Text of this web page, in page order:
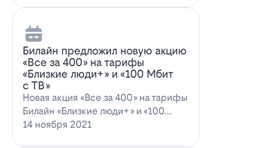
Билайн предложил новую акцию
«Все за 400» на тарифы
«Близкие люди+» и «100 Мбит
с ТВ»
Новая акция «Все за 400» на тарифы
Билайн «Близкие люди+» и «100
Мбит…
14 ноября 2021